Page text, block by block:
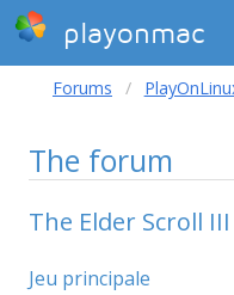
playonmac
Forums
The forum
The Elder Scroll
Jeu principale